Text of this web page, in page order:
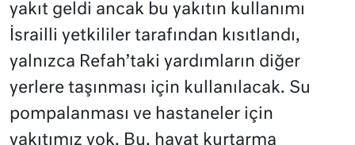
yakıt geldi ancak bu yakıtın kullanımı
İsrailli yetkililer tarafından kısıtlandı,
yalnızca Refah’taki yardımların diğer
yerlere taşınması için kullanılacak. Su
pompalanması ve hastaneler için
yakıtımız yok. Bu, hayat kurtarma